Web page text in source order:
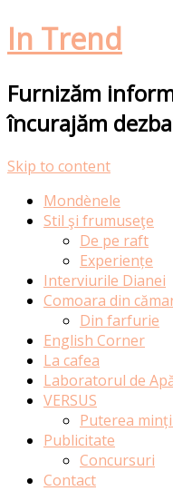
In Trend
Furnizăm
încurajăm
Skip to content
Mondènele
Stil şi frumuseţe
De pe raft
Experiențe
Interviurile Dianei
Comoara din
Din farfurie
English Corner
La cafea
Laboratorul de
VERSUS
Puterea
Publicitate
Concursuri
Contact